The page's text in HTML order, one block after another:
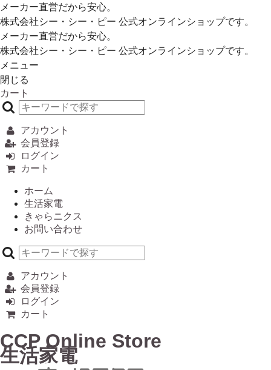
メーカー直営だから安心。
株式会社シー・シー・ピー 公式オンラインショップです。
メーカー直営だから安心。
株式会社シー・シー・ピー 公式オンラインショップです。
メニュー
閉じる
カート
アカウント
会員登録
ログイン
カート
ホーム
生活家電
きゃらニクス
お問い合わせ
アカウント
会員登録
ログイン
カート
CCP Online Store
生活家電